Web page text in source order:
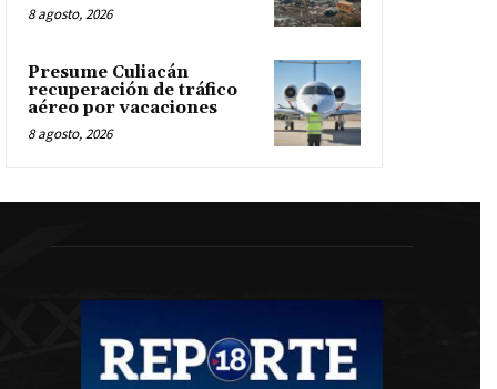
8 agosto, 2026
Presume Culiacán
recuperación de tráfico
aéreo por vacaciones
8 agosto, 2026